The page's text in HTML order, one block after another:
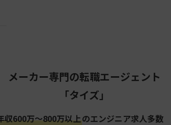
メーカー専門の転職エージェント
「タイズ」
収600万〜800万以上のエンジニア求人多数